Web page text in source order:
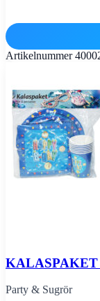
Artikelnummer
KALASPAKET
Party & Sugrör